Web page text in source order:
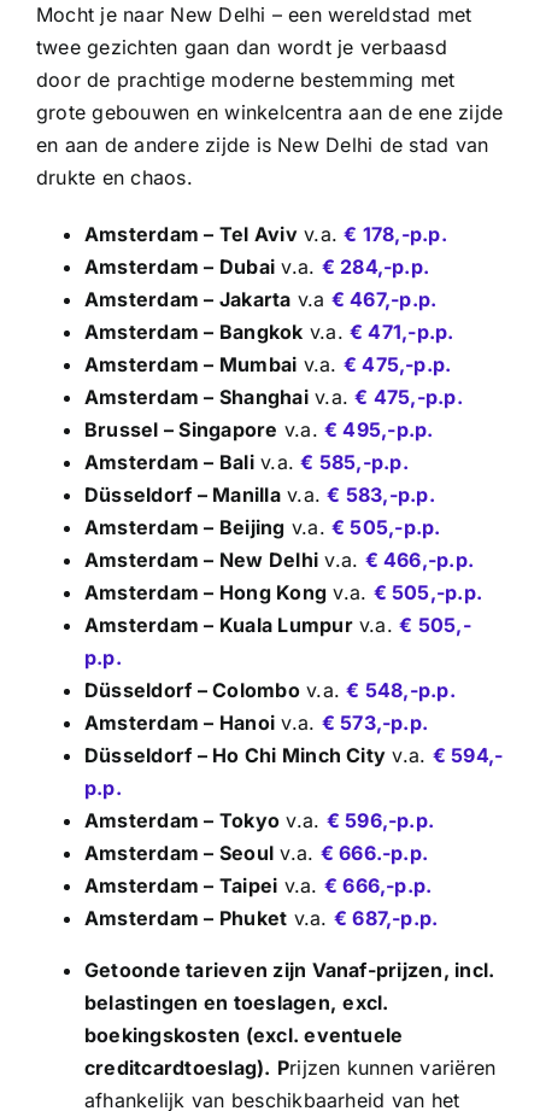
Mocht je naar New Delhi – een wereldstad met
twee gezichten gaan dan wordt je verbaasd
door de prachtige moderne bestemming met
grote gebouwen en winkelcentra aan de ene zijde
en aan de andere zijde is New Delhi de stad van
drukte en chaos.
Amsterdam – Tel Avivv.a.€ 178,-p.p.
Amsterdam – Dubai v.a. € 284,-p.p.
Amsterdam – Jakarta v.a € 467,-p.p.
Amsterdam – Bangkok v.a.€ 471,-p.p.
Amsterdam – Mumbai v.a. € 475,-p.p.
Amsterdam – Shanghaiv.a.€ 475,-p.p.
Brussel – Singapore v.a.€ 495,-p.p.
Amsterdam – Baliv.a.€ 585,-p.p.
Düsseldorf – Manillav.a.€ 583,-p.p.
Amsterdam – Beijing v.a.€ 505,-p.p.
Amsterdam – New Delhi v.a. € 466,-p.p.
Amsterdam – Hong Kong v.a. € 505,-p.p.
Amsterdam – Kuala Lumpurv.a.€ 505,-
p.p.
Düsseldorf – Colombov.a.€ 548,-p.p.
Amsterdam – Hanoi v.a. € 573,-p.p.
Düsseldorf – Ho Chi Minch City v.a. € 594,-
p.p.
Amsterdam – Tokyo v.a. € 596,-p.p.
Amsterdam – Seoul v.a. € 666.-p.p.
Amsterdam – Taipei v.a. € 666,-p.p.
Amsterdam – Phuket v.a. € 687,-p.p.
Getoonde tarieven zijn Vanaf-prijzen, incl.
belastingen en toeslagen, excl.
boekingskosten (excl. eventuele
creditcardtoeslag). Prijzen kunnen variëren
afhankelijk van beschikbaarheid van het